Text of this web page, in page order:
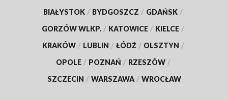
BIAŁYSTOK / BYDGOSZCZ / GDAŃSK /
GORZÓW WLKP. / KATOWICE / KIELCE /
KRAKÓW / LUBLIN / ŁÓDŹ / OLSZTYN /
OPOLE / POZNAŃ / RZESZÓW /
SZCZECIN / WARSZAWA / WROCŁAW